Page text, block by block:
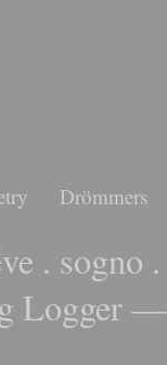
Drömmers
. sogno
Logger